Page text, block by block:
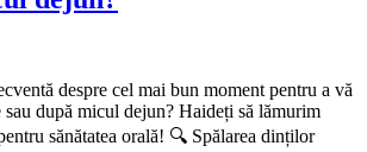
despre cel mai bun moment pentru a vă
după micul dejun? Haideți să lămurim
sănătatea orală! 🔍 Spălarea dinților